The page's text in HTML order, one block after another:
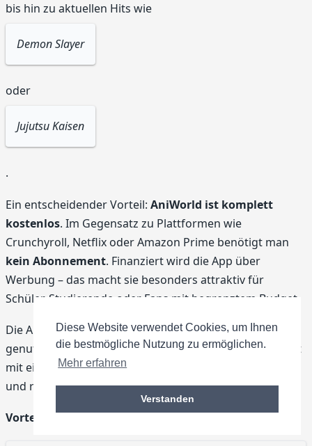
Diese Website verwendet Cookies, um Ihnen
die bestmögliche Nutzung zu ermöglichen.
Mehr erfahren
Verstanden
bis hin zu aktuellen Hits wie
Demon Slayer
oder
Jujutsu Kaisen
.
Ein entscheidender Vorteil: AniWorld ist komplett
kostenlos. Im Gegensatz zu Plattformen wie
Crunchyroll, Netflix oder Amazon Prime benötigt man
kein Abonnement. Finanziert wird die App über
Werbung – das macht sie besonders attraktiv für
Schüler, Studierende oder Fans mit begrenztem Budget.
Die App wird vor allem imdeutschsprachigen Raum
genutzt (Deutschland, Österreich, Schweiz) und punktet
mit einer
intuitiven Oberfläche
und regelmäßigen Updates.
Vorteile der AniWorld-App: